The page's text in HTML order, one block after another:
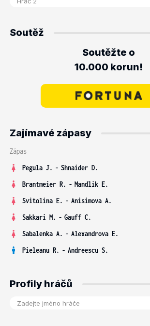
Soutěž
Soutěžte o
10.000 korun!
Zajímavé zápasy
Zápas
Pegula J. - Shnaider D.
Brantmeier R. - Mandlik E.
Svitolina E. - Anisimova A.
Sakkari M. - Gauff C.
Sabalenka A. - Alexandrova E.
Pieleanu R. - Andreescu S.
Profily hráčů